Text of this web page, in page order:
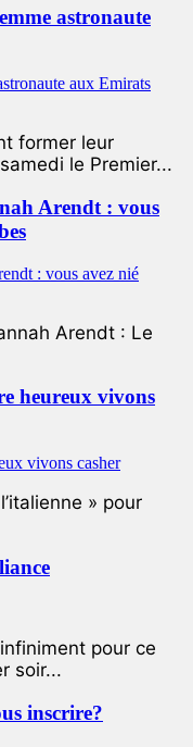
astronaute
former leur
le Premier...
Arendt : vous
Arendt : Le
heureux vivons
» pour
pour ce
soir...
inscrire?